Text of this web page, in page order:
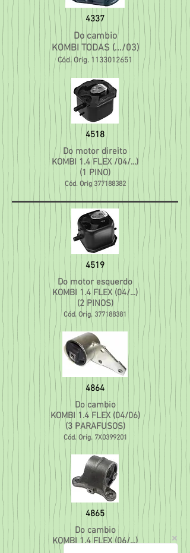
4337
Do cambio
KOMBI TODAS (.../03)
Cód. Orig. 1133012651
4518
Do motor direito
KOMBI 1.4 FLEX /04/...)
(1 PINO)
Cód. Orig 377188382
4519
Do motor esquerdo
KOMBI 1.4 FLEX (04/...)
(2 PINOS)
Cód. Orig. 377188381
4864
Do cambio
KOMBI 1.4 FLEX (04/06)
(3 PARAFUSOS)
Cód. Orig. 7X0399201
4865
Do cambio
KOMBI 1.4 FLEX (06/...)